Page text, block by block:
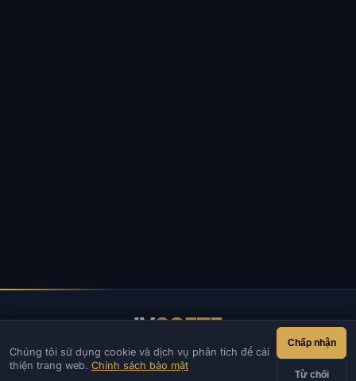
IVSOFTE
IVSOFTE — cửa hàng phần mềm. Chúng tôi cung cấp dịch vụ
cài đặt và khởi chạy phần mềm.
Chúng tôi sử dụng cookie và dịch vụ phân tích để cải
thiện trang web. Chính sách bảo mật
Chấp nhận
Từ chối